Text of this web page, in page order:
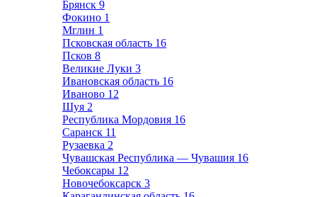
Брянск 9
Фокино 1
Мглин 1
Псковская область 16
Псков 8
Великие Луки 3
Ивановская область 16
Иваново 12
Шуя 2
Республика Мордовия 16
Саранск 11
Рузаевка 2
Чувашская Республика — Чувашия 16
Чебоксары 12
Новочебоксарск 3